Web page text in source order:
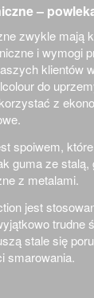
–
zwykle mają
i wymogi
klientów
do
z
spoiwem,
guma ze
z metalami.
jest
trudne
stale się
smarowania.